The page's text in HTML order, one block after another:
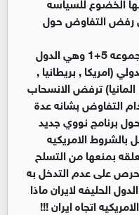
رفض التفاوض حول
صحيح ان الدول الاوروبيه وخاصه مجموعه 5+1 وهي الدول
(امريكا , بريطانيا ,
ترفض الانسحاب
التفاوض بشانه عدة
برنامج نووي جديد
الامريكيه
بمنعها من التسلح
على عدم التدخل به
الحليفه لايران ماذا
اتجاه ايران !!!